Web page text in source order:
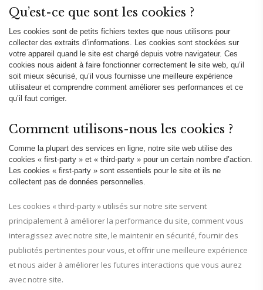
Qu’est-ce que sont les cookies ?
Les cookies sont de petits fichiers textes que nous utilisons pour
collecter des extraits d’informations. Les cookies sont stockées sur
votre appareil quand le site est chargé depuis votre navigateur. Ces
cookies nous aident à faire fonctionner correctement le site web, qu’il
soit mieux sécurisé, qu’il vous fournisse une meilleure expérience
utilisateur et comprendre comment améliorer ses performances et ce
qu’il faut corriger.
Comment utilisons-nous les cookies ?
Comme la plupart des services en ligne, notre site web utilise des
cookies « first-party » et « third-party » pour un certain nombre d’action.
Les cookies « first-party » sont essentiels pour le site et ils ne
collectent pas de données personnelles.
Les cookies « third-party » utilisés sur notre site servent
principalement à améliorer la performance du site, comment vous
interagissez avec notre site, le maintenir en sécurité, fournir des
publicités pertinentes pour vous, et offrir une meilleure expérience
et nous aider à améliorer les futures interactions que vous aurez
avec notre site.